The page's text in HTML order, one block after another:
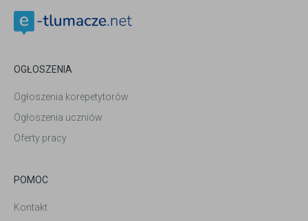
OGŁOSZENIA
Ogłoszenia korepetytorów
Ogłoszenia uczniów
Oferty pracy
POMOC
Kontakt